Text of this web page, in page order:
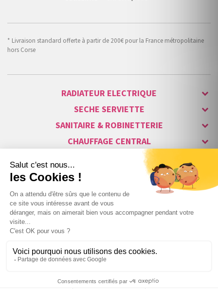
56,06 € TTC
* Livraison standard offerte à partir de 200€ pour la France métropolitaine
hors Corse
RADIATEUR ELECTRIQUE
SECHE SERVIETTE
SANITAIRE & ROBINETTERIE
CHAUFFAGE CENTRAL
ALARME & SÉCURITÉ
MAISON CONNECTÉE
VISIOPHONE & INTERPHONE
LUMINAIRES & ECLAIRAGE